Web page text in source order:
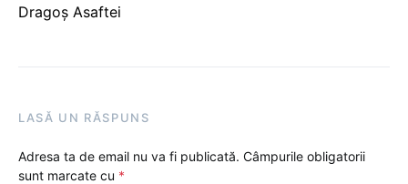
Dragoş Asaftei
LASĂ UN RĂSPUNS
Adresa ta de email nu va fi publicată. Câmpurile obligatorii
sunt marcate cu *